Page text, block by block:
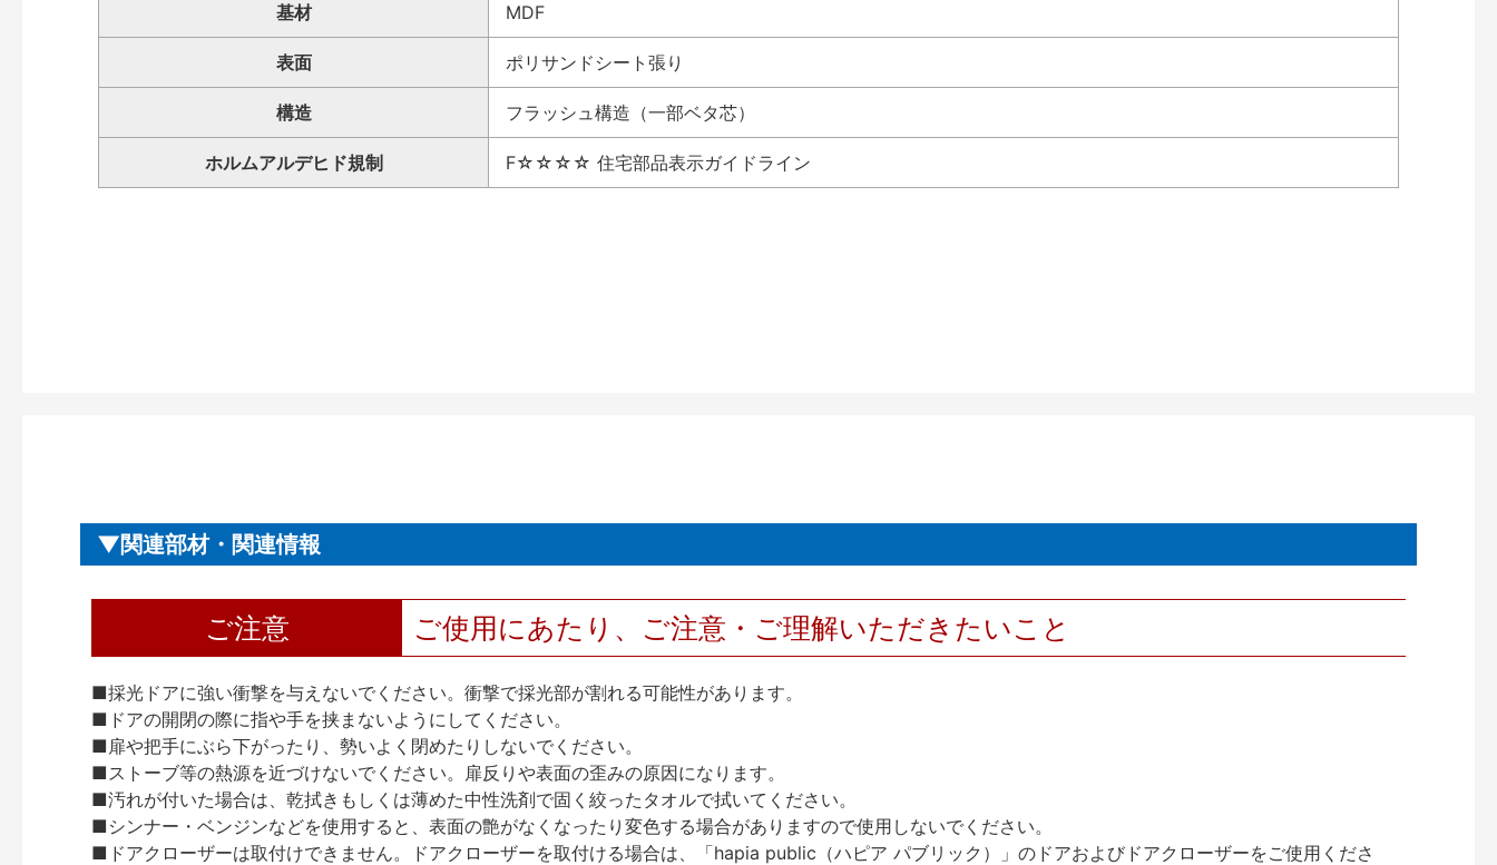
基材 MDF
表面 ポリサンドシート張り
構造 フラッシュ構造（一部ベタ芯）
ホルムアルデヒド規制 F☆☆☆☆ 住宅部品表示ガイドライン
関連部材・関連情報
ご注意 ご使用にあたり、ご注意・ご理解いただきたいこと
■採光ドアに強い衝撃を与えないでください。衝撃で採光部が割れる可能性があります。
■ドアの開閉の際に指や手を挟まないようにしてください。
■扉や把手にぶら下がったり、勢いよく閉めたりしないでください。
■ストーブ等の熱源を近づけないでください。扉反りや表面の歪みの原因になります。
■汚れが付いた場合は、乾拭きもしくは薄めた中性洗剤で固く絞ったタオルで拭いてください。
■シンナー・ベンジンなどを使用すると、表面の艶がなくなったり変色する場合がありますので使用しないでください。
■ドアクローザーは取付けできません。ドアクローザーを取付ける場合は、「hapia public（ハピア パブリック）」のドアおよびドアクローザーをご使用くださ